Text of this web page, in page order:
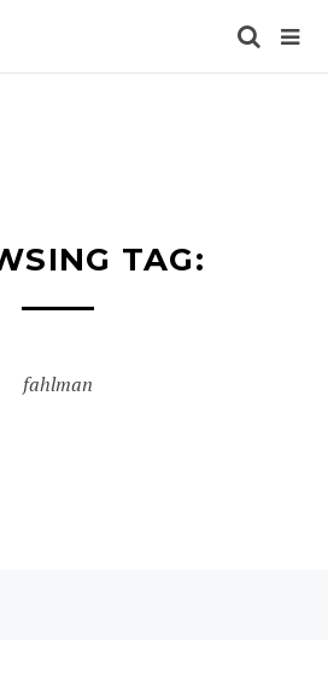
TAG:
fahlman